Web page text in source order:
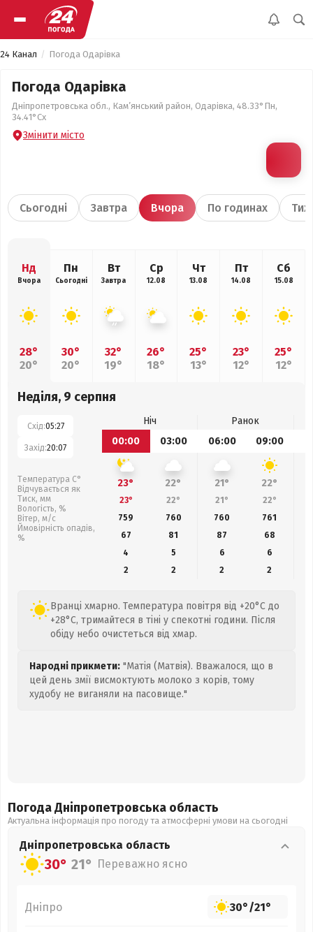
24 Канал Погода Одарівка
Погода Одарівка
Дніпропетровська обл., Кам’янський район, Одарівка, 48.33°Пн,
34.41°Сх
Змінити місто
Сьогодні Завтра Вчора По годинах
Нд
Вчора
28°
20°
Пн
Сьогодні
30°
20°
Вт
Завтра
32°
19°
Ср
12.08
26°
18°
Чт
13.08
25°
13°
Пт
14.08
23°
12°
Сб
15.08
25°
12°
Неділя, 9 серпня
Схід:05:27
Захід:20:07
Температура С°
Відчувається як
Тиск, мм
Вологість, %
Вітер, м/с
Ймовірність опадів,
%
Ніч
Ранок
00:00
03:00 06:00 09:00
23° 22° 21° 22°
23° 22° 21° 22°
759
760 760 761
67
81 87 68
4
5 6
6
2
2 2 2
Вранці хмарно. Температура повітря від +20°C до
+28°C, тримайтеся в тіні у спекотні години. Після
обіду небо очистеться від хмар.
Народні прикмети: "Матія (Матвія). Вважалося, що в
цей день змії висмоктують молоко з корів, тому
худобу не виганяли на пасовище."
Погода Дніпропетровська область
Актуальна інформація про погоду та атмосферні умови на сьогодні
Дніпропетровська область
30° 21° Переважно ясно
Дніпро 30°/21°